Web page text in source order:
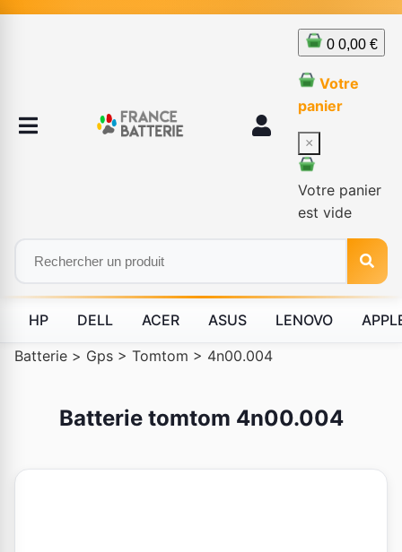
0 0,00 €
Votre
panier
×
Votre panier
est vide
HP DELL ACER ASUS LENOVO
Batterie > Gps > Tomtom > 4n00.004
Batterie tomtom 4n00.004